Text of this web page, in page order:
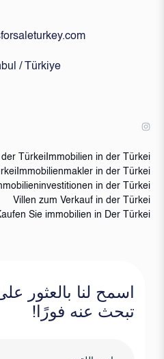
/ Türkiye
Immobilien in der Türkei
der Türkei
Immobilienmakler in der Türkei
in der Türkei
Villen zum Verkauf in der Türkei
Sie immobilien in Der Türkei
اسمح لنا بالعثور
تبحث عنه فورًا!